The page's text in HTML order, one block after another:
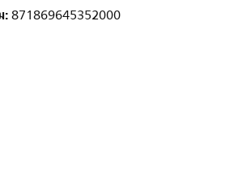
:871869645352000